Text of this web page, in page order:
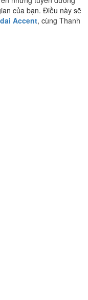
của bạn. Điều này sẽ
Accent, cùng Thanh